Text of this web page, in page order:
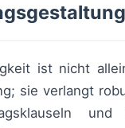
ist nicht
sie verlangt